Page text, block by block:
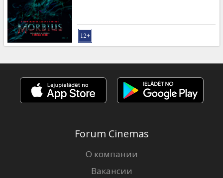
Forum Cinemas
О компании
Вакансии